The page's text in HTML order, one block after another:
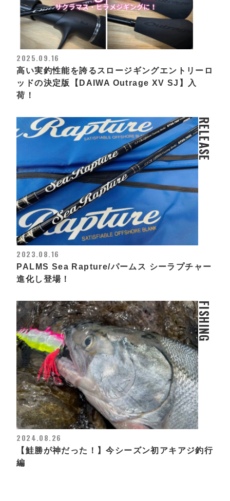
2025.09.16
高い実釣性能を誇るスロージギングエントリーロ
ッドの決定版【DAIWA Outrage XV SJ】入
荷！
RELEASE
2023.08.16
PALMS Sea Rapture/パームス シーラプチャー
進化し登場！
FISHING
2024.08.26
【鮭勝が神だった！】今シーズン初アキアジ釣行
編